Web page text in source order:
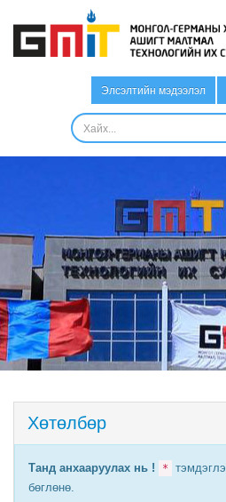
Элсэлтийн мэдээлэл
Хөтөлбөр
Танд анхааруулах нь ! *
бөглөнө.